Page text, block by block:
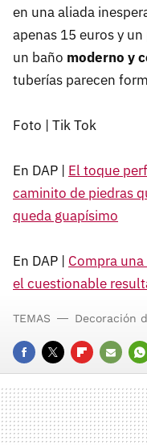
en una aliada
apenas 15 euros y
un baño moderno y
tuberías parecen
Foto | Tik Tok
En DAP | El toque
caminito de piedras
queda guapísimo
En DAP | Compra
el cuestionable
FACEBOOK
TWITTERFLIPBOARD
E-
MAIL
TEMAS Decoración